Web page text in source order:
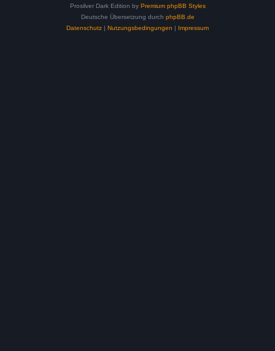
Prosilver Dark Edition by Premium phpBB Styles
Deutsche Übersetzung durch phpBB.de
Datenschutz | Nutzungsbedingungen | Impressum